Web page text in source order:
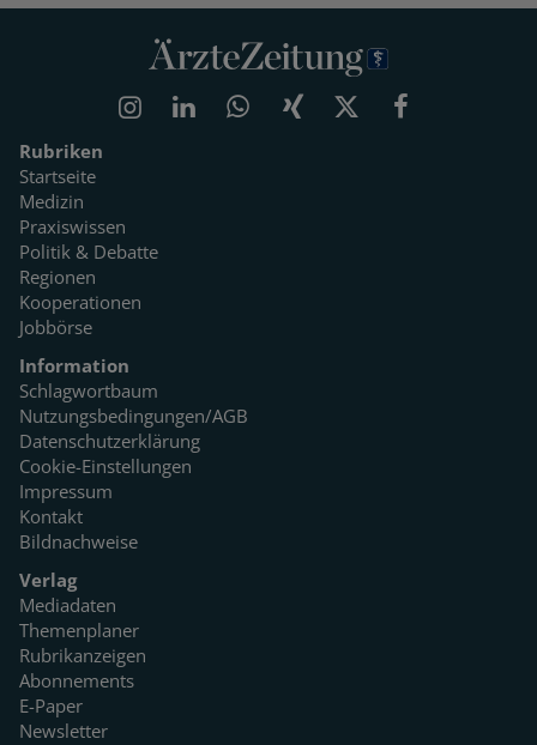
Rubriken
Startseite
Medizin
Praxiswissen
Politik & Debatte
Regionen
Kooperationen
Jobbörse
Information
Schlagwortbaum
Nutzungsbedingungen/AGB
Datenschutzerklärung
Cookie-Einstellungen
Impressum
Kontakt
Bildnachweise
Verlag
Mediadaten
Themenplaner
Rubrikanzeigen
Abonnements
E-Paper
Newsletter